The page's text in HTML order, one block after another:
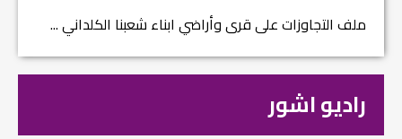
ملف التجاوزات على قرى وأراضي ابناء شعبنا الكلداني ...
راديو اشور